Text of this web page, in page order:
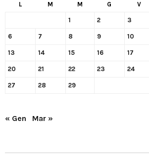
L M M G V
1 2 3
6 7 8 9 10
13 14 15 16 17
20 21 22 23 24
27 28 29
« Gen Mar »